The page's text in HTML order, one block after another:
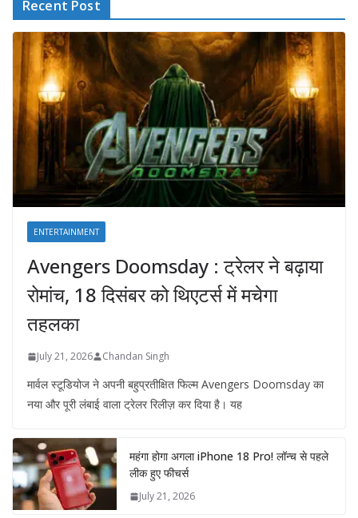
Recent Post
ENTERTAINMENT
Avengers Doomsday : ट्रेलर ने बढ़ाया
रोमांच, 18 दिसंबर को थिएटर्स में मचेगा
तहलका
July 21, 2026 Chandan Singh
मार्वल स्टूडियोज ने अपनी बहुप्रतीक्षित फिल्म Avengers Doomsday का
नया और पूरी लंबाई वाला ट्रेलर रिलीज़ कर दिया है। यह
महंगा होगा अगला iPhone 18 Pro! लॉन्च से पहले
लीक हुए फीचर्स
July 21, 2026